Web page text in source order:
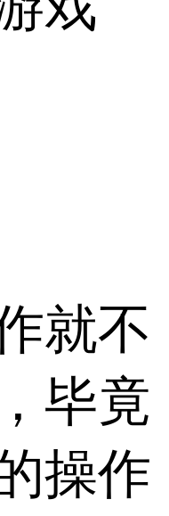
就不
毕竟
操作